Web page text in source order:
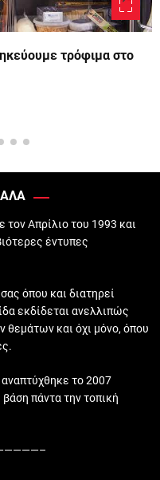
τρόφιμα στο
Απρίλιο του 1993 και
έντυπες
όπου και διατηρεί
εκδίδεται ανελλιπώς
θεμάτων και όχι μόνο, όπου
αναπτύχθηκε το 2007
πάντα την τοπική